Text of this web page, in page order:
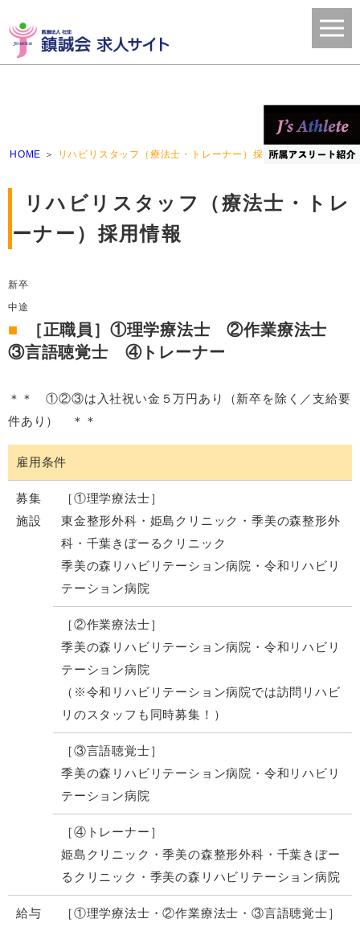
HOME リハビリスタッフ（療法士・トレーナー）採用情報
リハビリスタッフ（療法士・トレ
ーナー）採用情報
新卒
中途
［正職員］①理学療法士 ②作業療法士
③言語聴覚士 ④トレーナー
＊＊ ①②③は入社祝い金５万円あり（新卒を除く／支給要
件あり） ＊＊
雇用条件
募集
施設
［①理学療法士］
東金整形外科・姫島クリニック・季美の森整形外
科・千葉きぼーるクリニック
季美の森リハビリテーション病院・令和リハビリ
テーション病院
［②作業療法士］
季美の森リハビリテーション病院・令和リハビリ
テーション病院
（※令和リハビリテーション病院では訪問リハビ
リのスタッフも同時募集！）
［③言語聴覚士］
季美の森リハビリテーション病院・令和リハビリ
テーション病院
［④トレーナー］
姫島クリニック・季美の森整形外科・千葉きぼー
るクリニック・季美の森リハビリテーション病院
給与
［①理学療法士・②作業療法士・③言語聴覚士］